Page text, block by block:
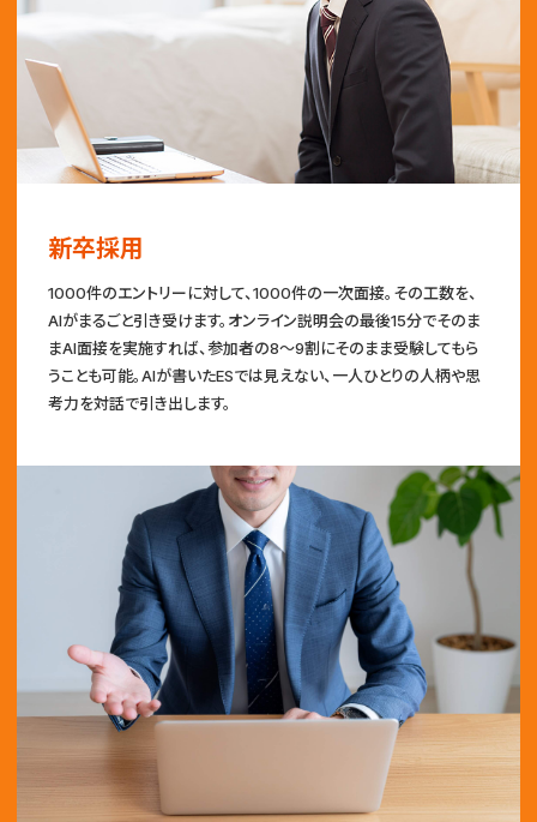
新卒採用
1000件のエントリーに対して、1000件の一次面接。その工数を、
AIがまるごと引き受けます。オンライン説明会の最後15分でそのま
まAI面接を実施すれば、参加者の8〜9割にそのまま受験してもら
うことも可能。AIが書いたESでは見えない、一人ひとりの人柄や思
考力を対話で引き出します。